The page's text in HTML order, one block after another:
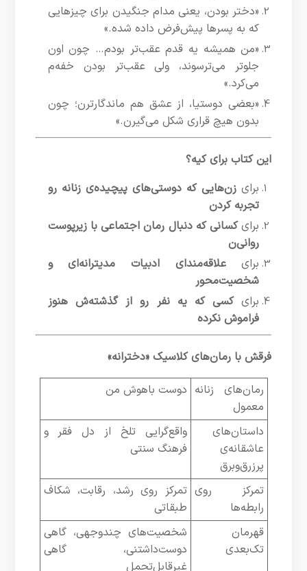
«دختر بودن، یعنی مدام جنگیدن برای چیزهایی
که به پسرها پیش‌فرض داده شده.»
«من همیشه یه قدم عقب‌تر بودم… چون اون
جلوتر می‌ترسوند، ولی عقب‌تر بودن خفه‌م
می‌کرد.»
«بعضی دوستیا، از عشق هم ماندگارترن؛ چون
بدون هیچ قراری شکل می‌گیرن.»
این کتاب برای کیه؟
برای زن‌هایی که دوستی‌های پیچیده‌ی زنانه رو
تجربه کردن
برایکسانی که دنبال رمان اجتماعی با زیرپوست
روانی‌ن
برایعلاقه‌مندای ادبیات مدیترانه‌ای و
شخصیت‌محور
برایکسی که یه نفر رو از گذشته‌ش هنوز
فراموش نکرده
فرقش با رمان‌های کلاسیک «دخترانه»
رمان‌های زنانه
معمول
دوست باهوش من
داستان‌های
عاشقانه‌ی
پرزرق‌وبرق
واقع‌گرایی تلخ از دل فقر و
فرهنگ سنتی
تمرکز روی
رابطه‌ها
تمرکز روی رشد، رقابت، شکاف
طبقاتی
قهرمان
تک‌بعدی
شخصیت‌های چندوجهی، گاهی
دوست‌داشتنی، گاهی
غیرقابل‌تحمل